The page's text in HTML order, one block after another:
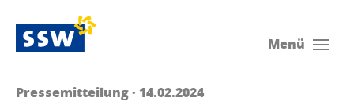
Menü
Pressemitteilung · 14.02.2024